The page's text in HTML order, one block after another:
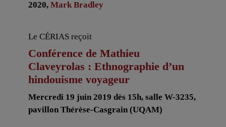
2020, Mark Bradley
Le CÉRIAS reçoit
Conférence de Mathieu
Claveyrolas : Ethnographie d’un
hindouisme voyageur
Mercredi 19 juin 2019 dès 15h, salle W-3235,
pavillon Thérèse-Casgrain (UQAM)